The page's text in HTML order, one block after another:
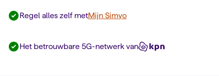
Regel alles zelf metMijn Simyo
Het betrouwbare 5G-netwerk van